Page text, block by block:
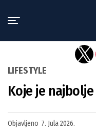
LIFESTYLE
Koje je
Objavljeno 7. Jula 2026.